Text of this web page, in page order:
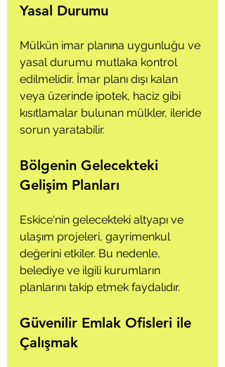
Yasal Durumu
Mülkün imar planına uygunluğu ve
yasal durumu mutlaka kontrol
edilmelidir. İmar planı dışı kalan
veya üzerinde ipotek, haciz gibi
kısıtlamalar bulunan mülkler, ileride
sorun yaratabilir.
Bölgenin Gelecekteki
Gelişim Planları
Eskice'nin gelecekteki altyapı ve
ulaşım projeleri, gayrimenkul
değerini etkiler. Bu nedenle,
belediye ve ilgili kurumların
planlarını takip etmek faydalıdır.
Güvenilir Emlak Ofisleri ile
Çalışmak